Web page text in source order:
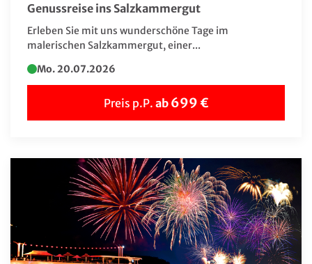
Genussreise ins Salzkammergut
Erleben Sie mit uns wunderschöne Tage im
malerischen Salzkammergut, einer...
Mo. 20.07.2026
Preis p.P. ab 699 €